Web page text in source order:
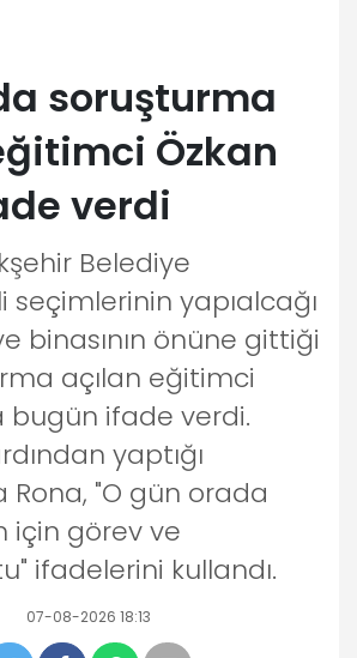
soruşturma
Özkan
verdi
Belediye
seçimlerinin yapıalcağı
binasının önüne gittiği
açılan eğitimci
bugün ifade verdi.
yaptığı
Rona, "O gün orada
için görev ve
ifadelerini kullandı.
07-08-2026 18:13